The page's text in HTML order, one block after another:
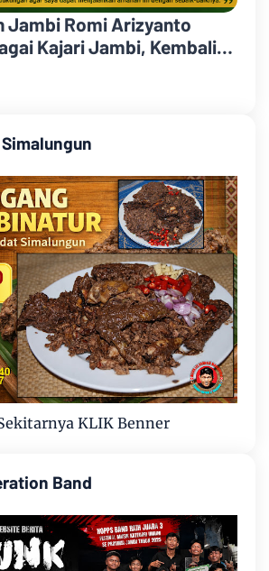
Jambi Romi Arizyanto
Kajari Jambi, Kembali
Kelahiran
KLIK Benner
Band